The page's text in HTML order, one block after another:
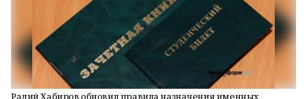
Радий Хабиров обновил правила назначения именных